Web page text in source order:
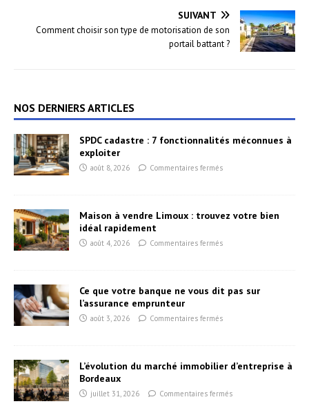
SUIVANT
Comment choisir son type de motorisation de son
portail battant ?
NOS DERNIERS ARTICLES
SPDC cadastre : 7 fonctionnalités méconnues à
exploiter
août 8, 2026 Commentaires fermés
Maison à vendre Limoux : trouvez votre bien
idéal rapidement
août 4, 2026 Commentaires fermés
Ce que votre banque ne vous dit pas sur
l’assurance emprunteur
août 3, 2026 Commentaires fermés
L’évolution du marché immobilier d’entreprise à
Bordeaux
juillet 31, 2026 Commentaires fermés